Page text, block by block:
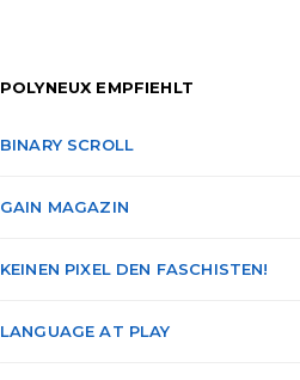
POLYNEUX EMPFIEHLT
BINARY SCROLL
GAIN MAGAZIN
KEINEN PIXEL DEN FASCHISTEN!
LANGUAGE AT PLAY